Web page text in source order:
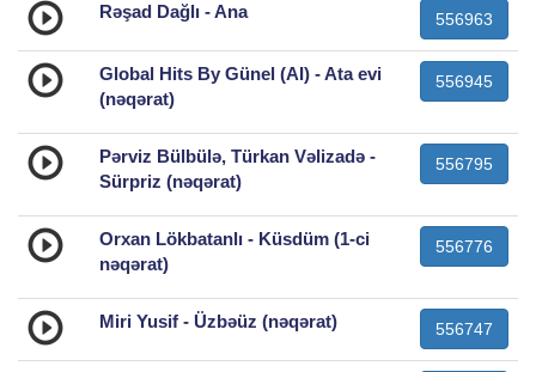
Rəşad Dağlı - Ana 556963
Global Hits By Günel (AI) - Ata evi
(nəqərat)
556945
Pərviz Bülbülə, Türkan Vəlizadə -
Sürpriz (nəqərat)
556795
Orxan Lökbatanlı - Küsdüm (1-ci
nəqərat)
556776
Miri Yusif - Üzbəüz (nəqərat) 556747